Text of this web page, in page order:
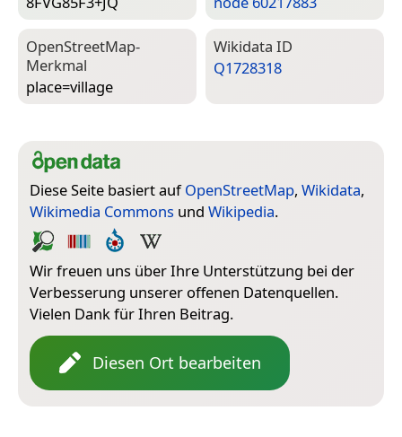
Open­Street­Map-
Merkmal
place=­village
Wiki­data ID
Q1728318
Diese Seite basiert aufOpenStreetMap, Wikidata,
Wikimedia Commons und Wikipedia.
Wir freuen uns über Ihre Unterstützung bei der
Verbesserung unserer offenen Datenquellen.
Vielen Dank für Ihren Beitrag.
Diesen Ort bearbeiten